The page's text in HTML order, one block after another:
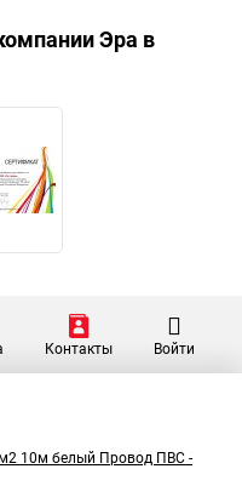
Эра в
Контакты Войти
10м белый Провод ПВС -